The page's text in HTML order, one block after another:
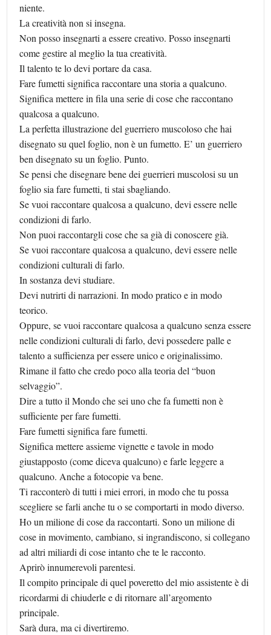
niente.
La creatività non si insegna.
Non posso insegnarti a essere creativo. Posso insegnarti
come gestire al meglio la tua creatività.
Il talento te lo devi portare da casa.
Fare fumetti significa raccontare una storia a qualcuno.
Significa mettere in fila una serie di cose che raccontano
qualcosa a qualcuno.
La perfetta illustrazione del guerriero muscoloso che hai
disegnato su quel foglio, non è un fumetto. E’ un guerriero
ben disegnato su un foglio. Punto.
Se pensi che disegnare bene dei guerrieri muscolosi su un
foglio sia fare fumetti, ti stai sbagliando.
Se vuoi raccontare qualcosa a qualcuno, devi essere nelle
condizioni di farlo.
Non puoi raccontargli cose che sa già di conoscere già.
Se vuoi raccontare qualcosa a qualcuno, devi essere nelle
condizioni culturali di farlo.
In sostanza devi studiare.
Devi nutrirti di narrazioni. In modo pratico e in modo
teorico.
Oppure, se vuoi raccontare qualcosa a qualcuno senza essere
nelle condizioni culturali di farlo, devi possedere palle e
talento a sufficienza per essere unico e originalissimo.
Rimane il fatto che credo poco alla teoria del “buon
selvaggio”.
Dire a tutto il Mondo che sei uno che fa fumetti non è
sufficiente per fare fumetti.
Fare fumetti significa fare fumetti.
Significa mettere assieme vignette e tavole in modo
giustapposto (come diceva qualcuno) e farle leggere a
qualcuno. Anche a fotocopie va bene.
Ti racconterò di tutti i miei errori, in modo che tu possa
scegliere se farli anche tu o se comportarti in modo diverso.
Ho un milione di cose da raccontarti. Sono un milione di
cose in movimento, cambiano, si ingrandiscono, si collegano
ad altri miliardi di cose intanto che te le racconto.
Aprirò innumerevoli parentesi.
Il compito principale di quel poveretto del mio assistente è di
ricordarmi di chiuderle e di ritornare all’argomento
principale.
Sarà dura, ma ci divertiremo.